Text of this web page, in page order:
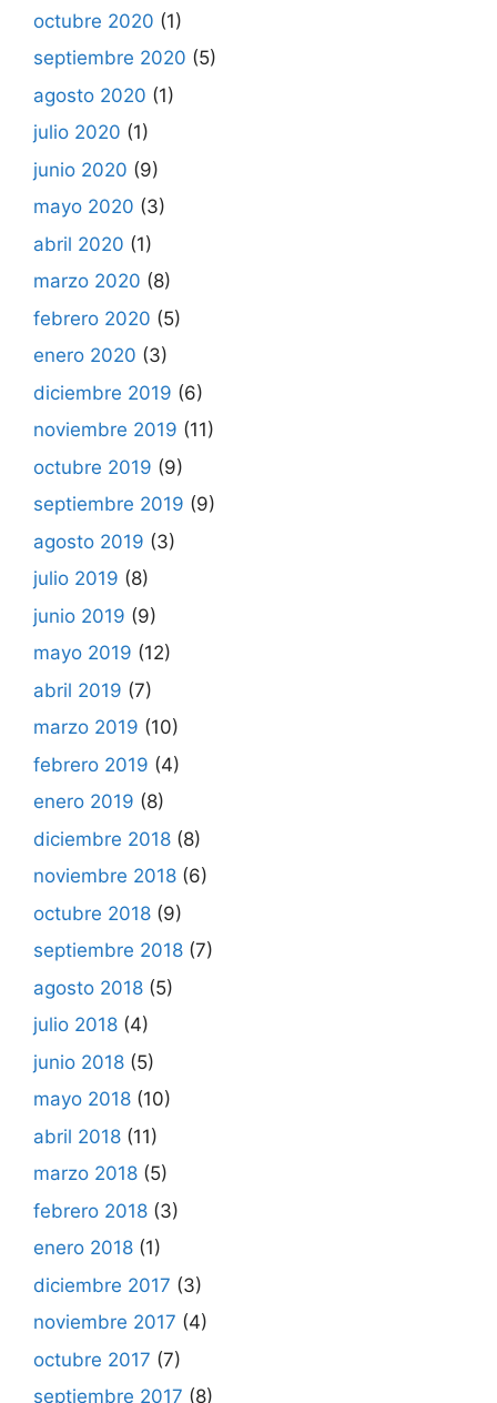
octubre 2020 (1)
septiembre 2020 (5)
agosto 2020 (1)
julio 2020 (1)
junio 2020 (9)
mayo 2020 (3)
abril 2020 (1)
marzo 2020 (8)
febrero 2020 (5)
enero 2020 (3)
diciembre 2019 (6)
noviembre 2019 (11)
octubre 2019 (9)
septiembre 2019 (9)
agosto 2019 (3)
julio 2019 (8)
junio 2019 (9)
mayo 2019 (12)
abril 2019 (7)
marzo 2019 (10)
febrero 2019 (4)
enero 2019 (8)
diciembre 2018 (8)
noviembre 2018 (6)
octubre 2018 (9)
septiembre 2018 (7)
agosto 2018 (5)
julio 2018 (4)
junio 2018 (5)
mayo 2018 (10)
abril 2018 (11)
marzo 2018 (5)
febrero 2018 (3)
enero 2018 (1)
diciembre 2017 (3)
noviembre 2017 (4)
octubre 2017 (7)
septiembre 2017 (8)